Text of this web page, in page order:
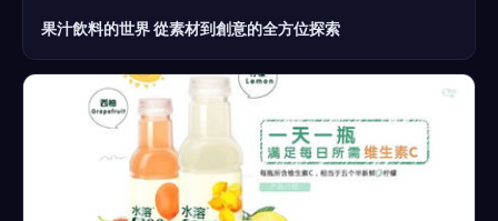
果汁飲料的世界 從素材到創意的全方位探索